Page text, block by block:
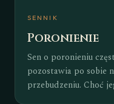
SENNIK
Poronienie
Sen o poronieniu
pozostawia po sobie
przebudzeniu. Choć